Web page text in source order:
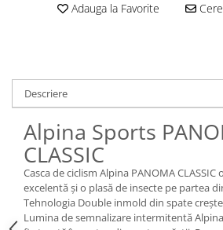
Adauga la Favorite
Descriere
Alpina Sports
CLASSIC
Casca de ciclism Alpina PANOMA
excelentă și o plasă de insecte pe partea
Tehnologia Double inmold din spate
Lumina de semnalizare intermitentă